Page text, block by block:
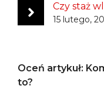
Czy staż
15 lutego,
Oceń artykuł:
to?